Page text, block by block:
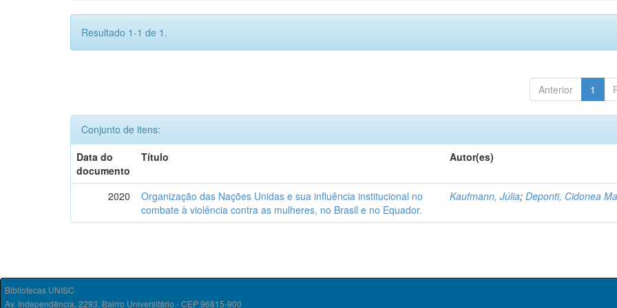
Resultado 1-1 de 1.
Anterior 1
Conjunto de itens:
Data do
documento
Título Autor(es)
2020
Organização das Nações Unidas e sua influência institucional no
combate à violência contra as mulheres, no Brasil e no Equador.
Kaufmann, Júlia;Deponti, Cidonea
Bibliotecas UNISC
Av. Independência, 2293, Bairro Universitário - CEP 96815-900